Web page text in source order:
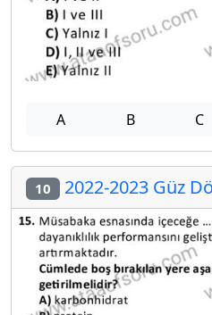
A B C
10 2022-2023 Güz